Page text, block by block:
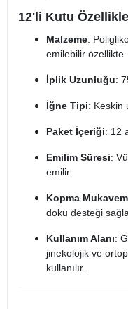
12'li Kutu
Malzeme:
emilebilir özellikte.
İplik Uzunluğu:
İğne Tipi: Keskin
Paket İçeriği: 12
Emilim Süresi:
emilir.
Kopma
doku desteği
Kullanım Alanı:
jinekolojik ve
kullanılır.